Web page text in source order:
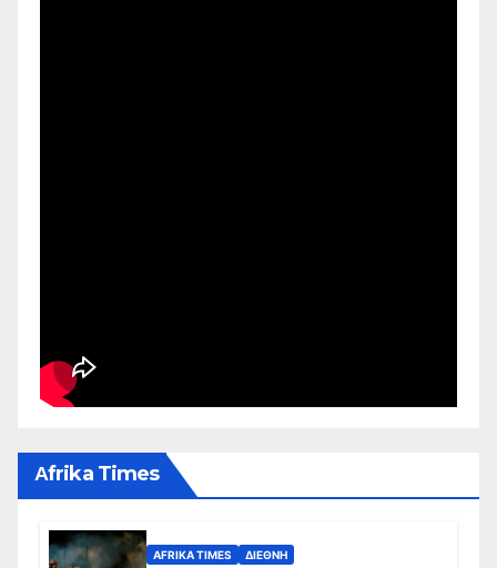
Αfrika Times
AFRIKA TIMES ΔΙΕΘΝΉ